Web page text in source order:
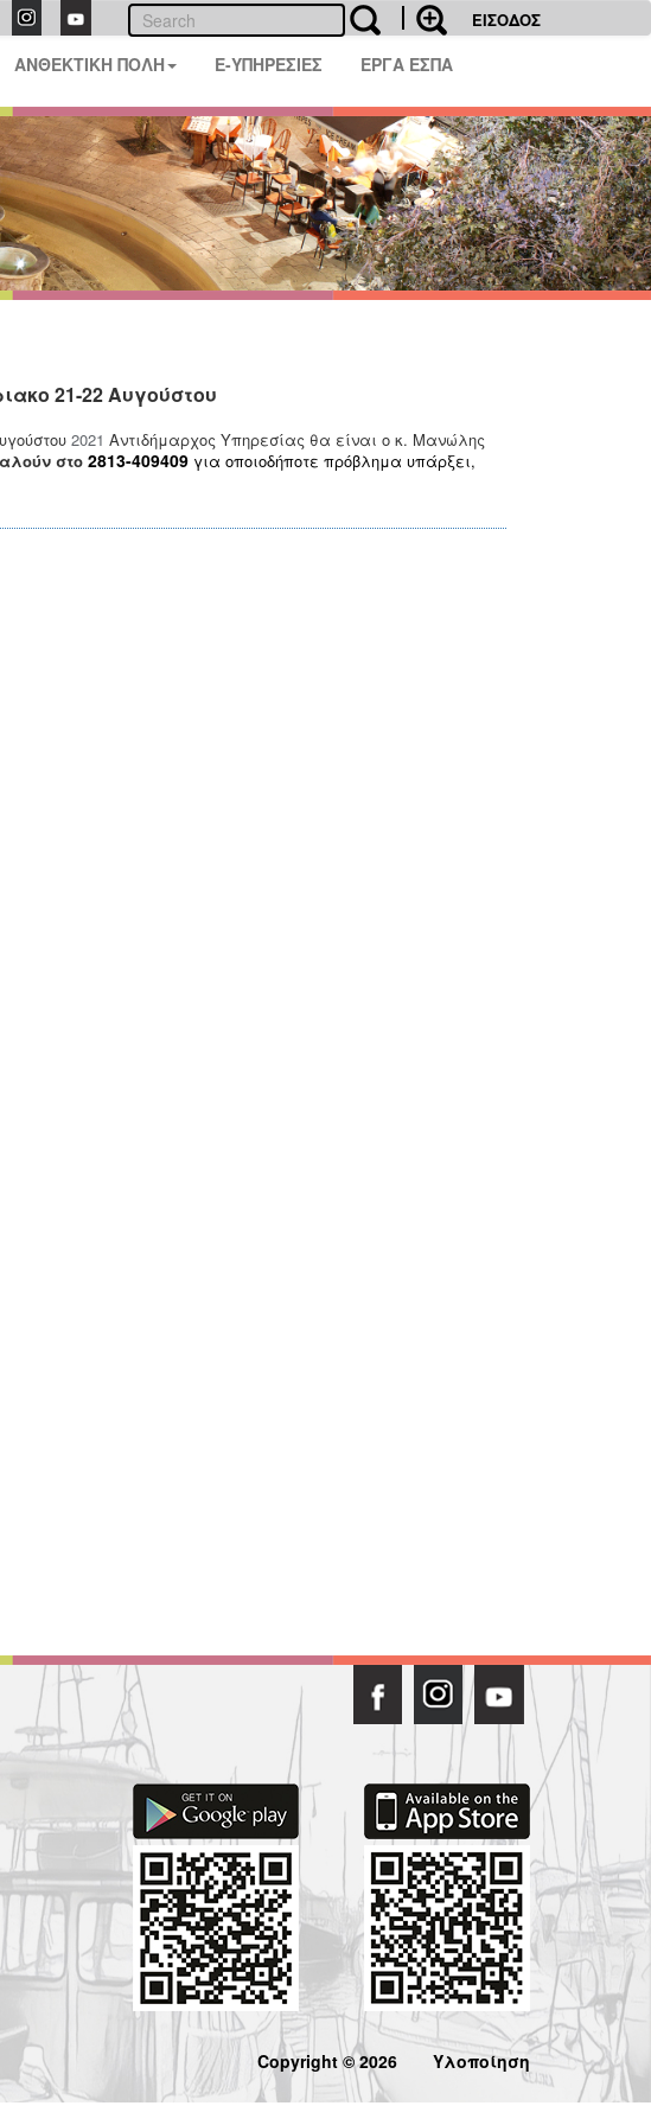
ΕΙΣΟΔΟΣ
ΑΝΘΕΚΤΙΚΗ ΠΟΛΗ E-ΥΠΗΡΕΣΙΕΣ ΕΡΓΑ ΕΣΠΑ
21-22 Αυγούστου
2021 Αντιδήμαρχος Υπηρεσίας θα είναι ο κ. Μανώλης
στο 2813-409409 για οποιοδήποτε πρόβλημα υπάρξει,
Copyright © 2026 Υλοποίηση